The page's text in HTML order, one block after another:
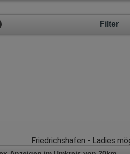
Filter
Friedrichshafen - Ladies